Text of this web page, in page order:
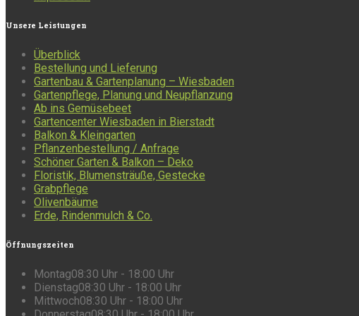
Unsere Leistungen
Überblick
Bestellung und Lieferung
Gartenbau & Gartenplanung – Wiesbaden
Gartenpflege, Planung und Neupflanzung
Ab ins Gemüsebeet
Gartencenter Wiesbaden in Bierstadt
Balkon & Kleingarten
Pflanzenbestellung / Anfrage
Schöner Garten & Balkon – Deko
Floristik, Blumensträuße, Gestecke
Grabpflege
Olivenbäume
Erde, Rindenmulch & Co.
Öffnungszeiten
Montag08:30 Uhr - 18:00 Uhr
Dienstag08:30 Uhr - 18:00 Uhr
Mittwoch08:30 Uhr - 18:00 Uhr